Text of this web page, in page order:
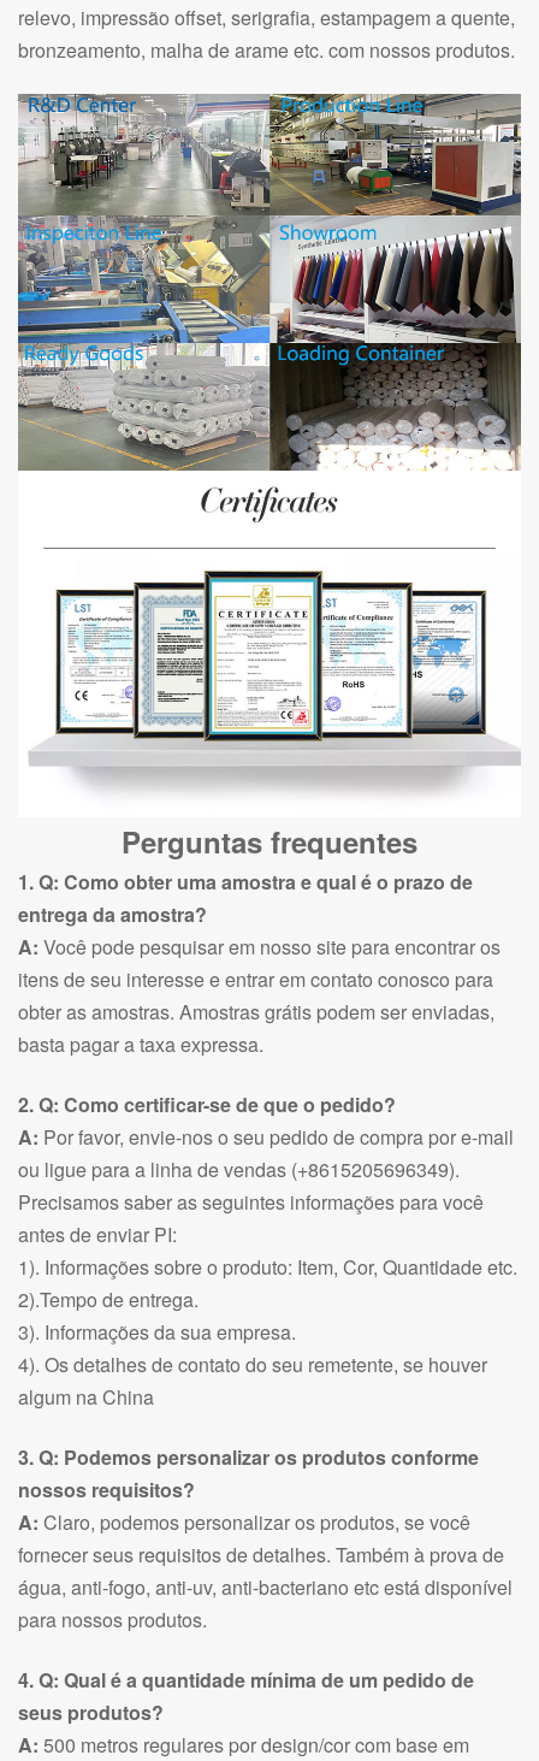
relevo, impressão offset, serigrafia, estampagem a quente,
bronzeamento, malha de arame etc. com nossos produtos.
Perguntas frequentes
1. Q: Como obter uma amostra e qual é o prazo de
entrega da amostra?
A: Você pode pesquisar em nosso site para encontrar os
itens de seu interesse e entrar em contato conosco para
obter as amostras. Amostras grátis podem ser enviadas,
basta pagar a taxa expressa.
2. Q: Como certificar-se de que o pedido?
A: Por favor, envie-nos o seu pedido de compra por e-mail
ou ligue para a linha de vendas (+8615205696349).
Precisamos saber as seguintes informações para você
antes de enviar PI:
1). Informações sobre o produto: Item, Cor, Quantidade etc.
2).Tempo de entrega.
3). Informações da sua empresa.
4). Os detalhes de contato do seu remetente, se houver
algum na China
3. Q: Podemos personalizar os produtos conforme
nossos requisitos?
A: Claro, podemos personalizar os produtos, se você
fornecer seus requisitos de detalhes. Também à prova de
água, anti-fogo, anti-uv, anti-bacteriano etc está disponível
para nossos produtos.
4. Q: Qual é a quantidade mínima de um pedido de
seus produtos?
A: 500 metros regulares por design/cor com base em